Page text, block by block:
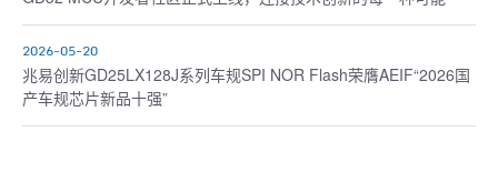
2026-05-20
兆易创新GD25LX128J系列车规SPI NOR Flash荣膺AEIF“2026国
产车规芯片新品十强”